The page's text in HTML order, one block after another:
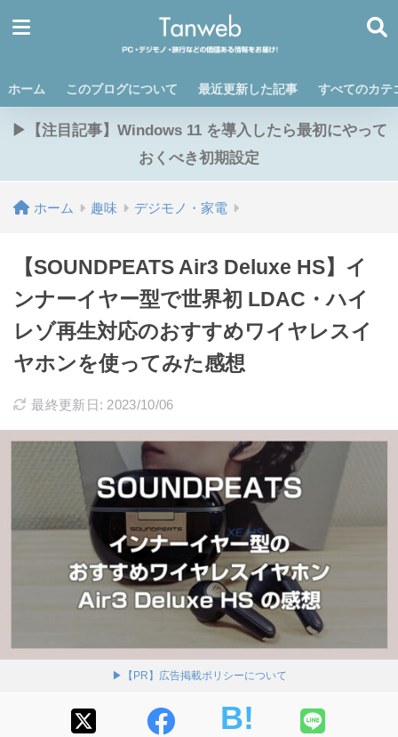
ホーム このブログについて 最近更新した記事 すべてのカテ
▶【注目記事】Windows 11 を導入したら最初にやって
おくべき初期設定
ホーム 趣味 デジモノ・家電
【SOUNDPEATS Air3 Deluxe HS】イ
ンナーイヤー型で世界初 LDAC・ハイ
レゾ再生対応のおすすめワイヤレスイ
ヤホンを使ってみた感想
最終更新日: 2023/10/06
▶【PR】広告掲載ポリシーについて